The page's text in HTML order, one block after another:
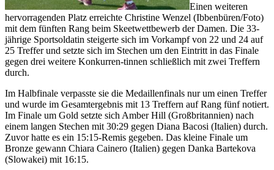
Einen weiteren
hervorragenden Platz erreichte Christine Wenzel (Ibbenbüren/Foto)
mit dem fünften Rang beim Skeetwettbewerb der Damen. Die 33-
jährige Sportsoldatin steigerte sich im Vorkampf von 22 und 24 auf
25 Treffer und setzte sich im Stechen um den Eintritt in das Finale
gegen drei weitere Konkurren-tinnen schließlich mit zwei Treffern
durch.
Im Halbfinale verpasste sie die Medaillenfinals nur um einen Treffer
und wurde im Gesamtergebnis mit 13 Treffern auf Rang fünf notiert.
Im Finale um Gold setzte sich Amber Hill (Großbritannien) nach
einem langen Stechen mit 30:29 gegen Diana Bacosi (Italien) durch.
Zuvor hatte es ein 15:15-Remis gegeben. Das kleine Finale um
Bronze gewann Chiara Cainero (Italien) gegen Danka Bartekova
(Slowakei) mit 16:15.